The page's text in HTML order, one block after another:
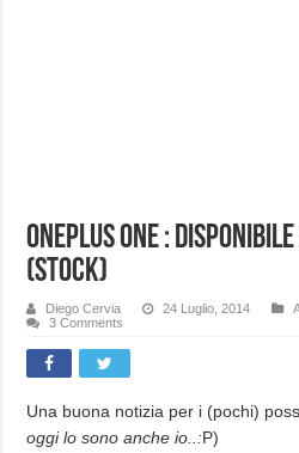
OnePlus One : disponibile
(Stock)
Diego Cervia 24 Luglio, 2014
3 Comments
Una buona notizia per i (pochi)
oggi lo sono anche io..:P)